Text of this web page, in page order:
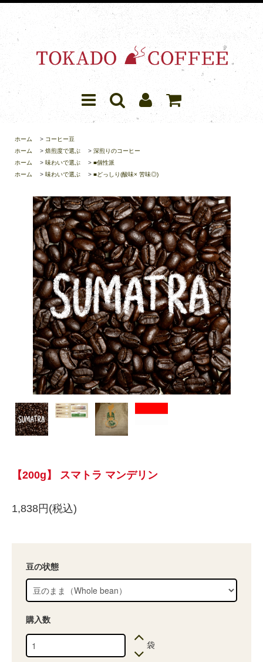
ホーム > コーヒー豆
ホーム
> 焙煎度で選ぶ > 深煎りのコーヒー
ホーム
> 味わいで選ぶ > ■個性派
ホーム
> 味わいで選ぶ > ■どっしり(酸味× 苦味◎)
【200g】 スマトラ マンデリン
1,838円(税込)
豆の状態
購入数
袋